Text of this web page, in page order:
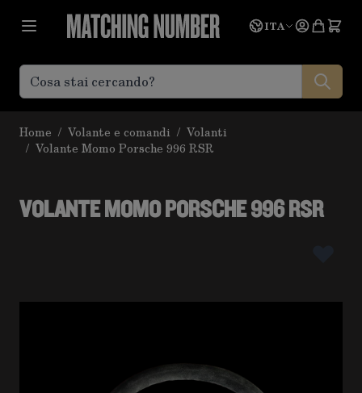
Lingua
ITA
Home / Volante e comandi / Volanti
/ Volante Momo Porsche 996 RSR
VOLANTE MOMO PORSCHE 996 RSR